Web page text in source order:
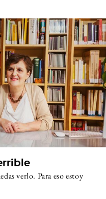
verlo. Para eso estoy